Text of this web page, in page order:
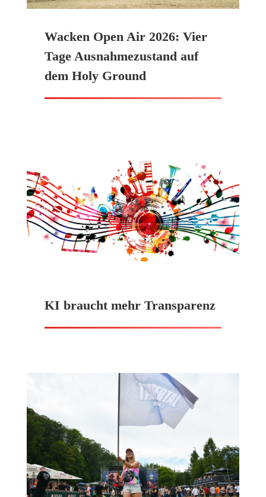
Wacken Open Air 2026: Vier
Tage Ausnahmezustand auf
dem Holy Ground
KI braucht mehr Transparenz